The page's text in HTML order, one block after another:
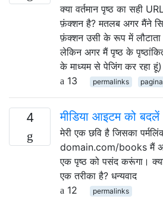
क्या वर्तमान पृष्ठ का सही
फ़ंक्शन है? मतलब अगर मैंने
फ़ंक्शन उसी के रूप में
लेकिन अगर मैं पृष्ठ के
के माध्यम से पेजिंग कर रहा
13
permalinks
4 मीडिया आइटम को बदलें
मेरी एक छवि है जिसका
domain.com/books मैं
एक पृष्ठ को पसंद करूंगा।
एक तरीका है? धन्यवाद
12
permalinks